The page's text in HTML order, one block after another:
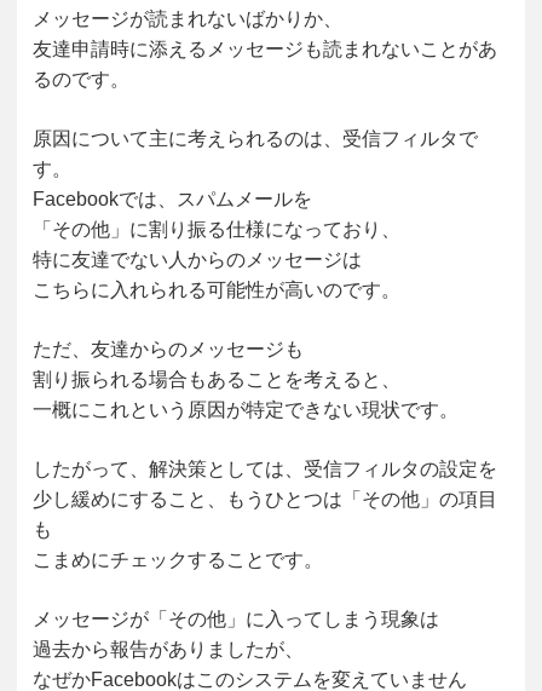
メッセージが読まれないばかりか、
友達申請時に添えるメッセージも読まれないことがあ
るのです。
原因について主に考えられるのは、受信フィルタで
す。
Facebookでは、スパムメールを
「その他」に割り振る仕様になっており、
特に友達でない人からのメッセージは
こちらに入れられる可能性が高いのです。
ただ、友達からのメッセージも
割り振られる場合もあることを考えると、
一概にこれという原因が特定できない現状です。
したがって、解決策としては、受信フィルタの設定を
少し緩めにすること、もうひとつは「その他」の項目
も
こまめにチェックすることです。
メッセージが「その他」に入ってしまう現象は
過去から報告がありましたが、
なぜかFacebookはこのシステムを変えていません